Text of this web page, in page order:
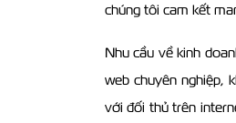
chúng tôi cam kết
Nhu cầu về kinh
web chuyên nghiệp,
với đối thủ trên